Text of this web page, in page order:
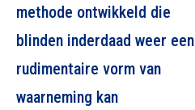
methode ontwikkeld die
blinden inderdaad weer een
rudimentaire vorm van
waarneming kan